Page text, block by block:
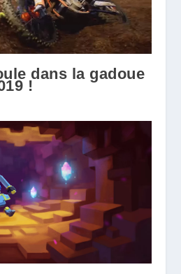
dans la gadoue
!